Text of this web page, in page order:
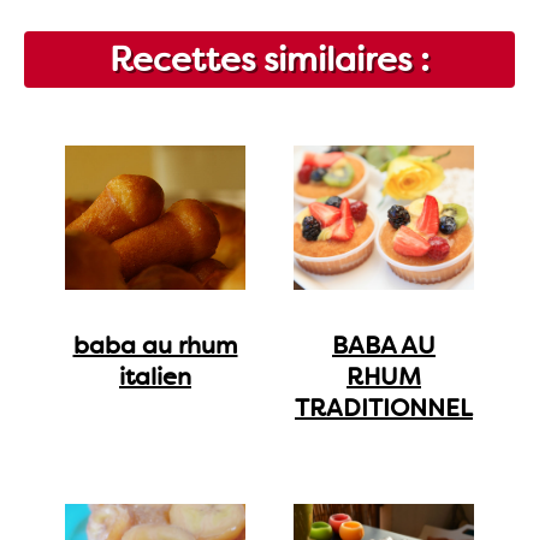
Recettes similaires :
baba au rhum
italien
BABA AU
RHUM
TRADITIONNEL